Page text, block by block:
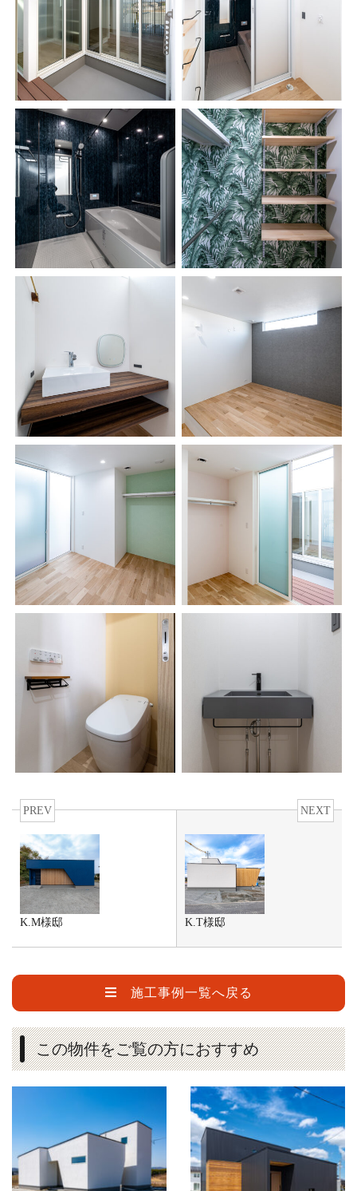
PREV
K.M様邸
NEXT
K.T様邸
施工事例一覧へ戻る
この物件をご覧の方におすすめ